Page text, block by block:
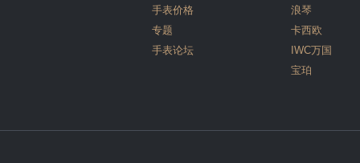
手表价格
专题
手表论坛
浪琴
卡西欧
IWC万国
宝珀